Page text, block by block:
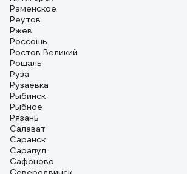
Раменское
Реутов
Ржев
Россошь
Ростов Великий
Рошаль
Руза
Рузаевка
Рыбинск
Рыбное
Рязань
Салават
Саранск
Сарапул
Сафоново